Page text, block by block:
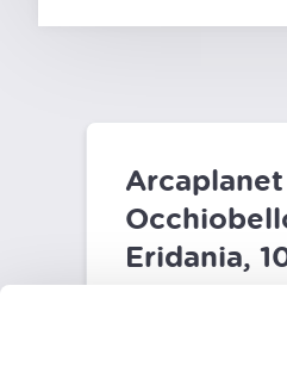
Arcaplanet
Eridania,